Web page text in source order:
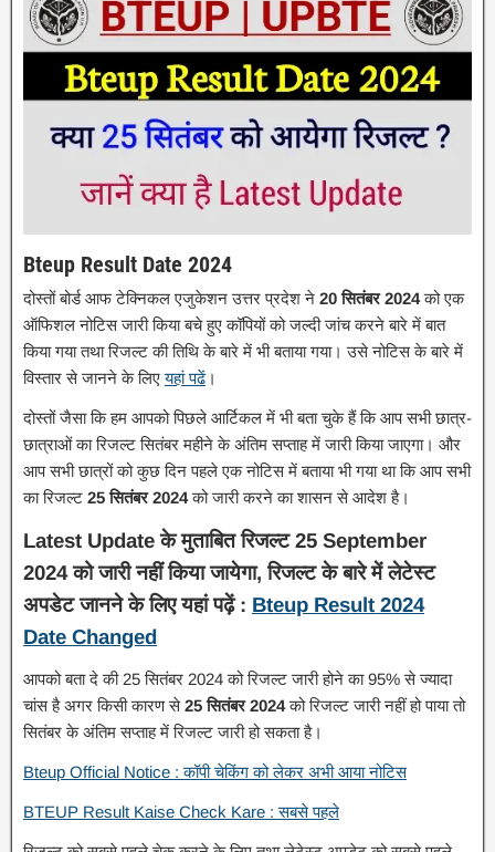
Bteup Result Date 2024
दोस्तों बोर्ड आफ टेक्निकल एजुकेशन उत्तर प्रदेश ने 20 सितंबर 2024को एक
ऑफिशल नोटिस जारी किया बचे हुए कॉपियों को जल्दी जांच करने बारे में बात
किया गया तथा रिजल्ट की तिथि के बारे में भी बताया गया। उसे नोटिस के बारे में
विस्तार से जानने के लिएयहां पढें।
दोस्तों जैसा कि हम आपको पिछले आर्टिकल में भी बता चुके हैं कि आप सभी छात्र-
छात्राओं का रिजल्ट सितंबर महीने के अंतिम सप्ताह में जारी किया जाएगा। और
आप सभी छात्रों को कुछ दिन पहले एक नोटिस में बताया भी गया था कि आप सभी
का रिजल्ट 25 सितंबर 2024को जारी करने का शासन से आदेश है।
Latest Update के मुताबित रिजल्ट 25 September
2024 को जारी नहीं किया जायेगा, रिजल्ट के बारे में लेटेस्ट
अपडेट जानने के लिए यहां पढ़ें : Bteup Result 2024
Date Changed
आपको बता दे की 25 सितंबर 2024 को रिजल्ट जारी होने का 95% से ज्यादा
चांस है अगर किसी कारण से25 सितंबर 2024को रिजल्ट जारी नहीं हो पाया तो
सितंबर के अंतिम सप्ताह में रिजल्ट जारी हो सकता है।
Bteup Official Notice : कॉपी चेकिंग को लेकर अभी आया नोटिस
BTEUP Result Kaise Check Kare : सबसे पहले